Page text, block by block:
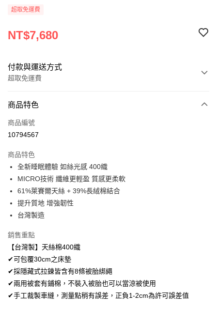
超取免運費
NT$7,680
付款與運送方式
超取免運費
信用卡一次付款
超商取貨付款
Apple Pay
悠遊付
Google Pay
AFTEE先享後付
相關說明
AFTEE先享後付是「在收到商品之後才付款」的支付方式。 讓您購物簡單
便利好安心！
１．簡單：不需註冊會員、不需綁卡、不需儲值。
２．便利：只要手機號碼，簡訊認證，即可結帳。
３．安心：先確認商品／服務後，再付款。
ATM付款
運送方式
全家取貨付款
免運費
商品特色
商品編號
10794567
商品特色
全新睡眠體驗 如絲光感 400織
MICRO技術 纖維更輕盈 質感更柔軟
61%萊賽爾天絲 + 39%長絨棉結合
提升質地 增強韌性
台灣製造
銷售重點
【台灣製】天絲棉400織
✔可包覆30cm之床墊
✔採隱藏式拉鍊皆含有8條被胎綁繩
✔兩用被套有鋪棉，不裝入被胎也可以當涼被使用
✔手工裁製車縫，測量點稍有誤差，正負1-2cm為許可誤差值